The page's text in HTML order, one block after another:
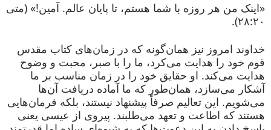
«اینک من هر روزه با شما هستم، تا پایان عالم. آمین!» (متی
۲۸:۲۰).
خداوند امروز نیز همان‌گونه که در زمان‌های کتاب مقدس
قوم خود را هدایت می‌کرد، ما را با صبر، محبت و وضوح
هدایت می‌کند. او حقایق خود را در زمان مناسب بر ما
آشکار می‌سازد، همان‌طور که ما آماده دریافت آن‌ها
می‌شویم. این تعالیم صرفاً پیشنهاد نیستند، بلکه فرمان‌هایی
هستند که اطاعت و تعهد می‌طلبند. پیروی از عیسی یعنی